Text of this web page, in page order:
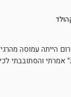
6 לכיוון דרום הייתה